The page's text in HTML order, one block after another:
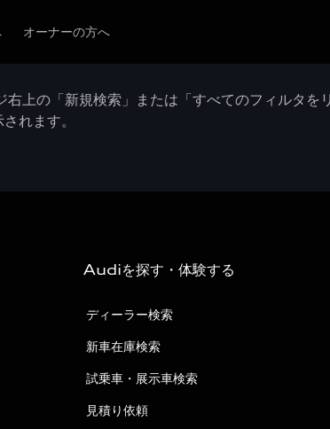
オーナーの方へ
上の「新規検索」または「すべてのフィルタ
れます。
Audiを探す・体験する
ディーラー検索
新車在庫検索
試乗車・展示車検索
見積り依頼